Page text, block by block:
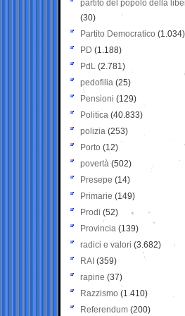
partito del popolo della
(30)
Partito Democratico (1.034)
PD (1.188)
PdL (2.781)
pedofilia (25)
Pensioni (129)
Politica (40.833)
polizia (253)
Porto (12)
povertà (502)
Presepe (14)
Primarie (149)
Prodi (52)
Provincia (139)
radici e valori (3.682)
RAI (359)
rapine (37)
Razzismo (1.410)
Referendum (200)